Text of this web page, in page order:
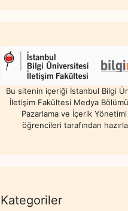
Bu sitenin içeriği İstanbul Bilgi
İletişim Fakültesi Medya
Pazarlama ve İçerik
öğrencileri tarafından
Kategoriler